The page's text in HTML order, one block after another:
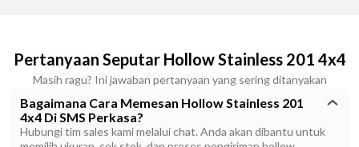
Pertanyaan Seputar Hollow Stainless 201 4x4
Masih ragu? Ini jawaban pertanyaan yang sering ditanyakan
Bagaimana Cara Memesan Hollow Stainless 201
4x4 Di SMS Perkasa?
Hubungi tim sales kami melalui chat. Anda akan dibantu untuk